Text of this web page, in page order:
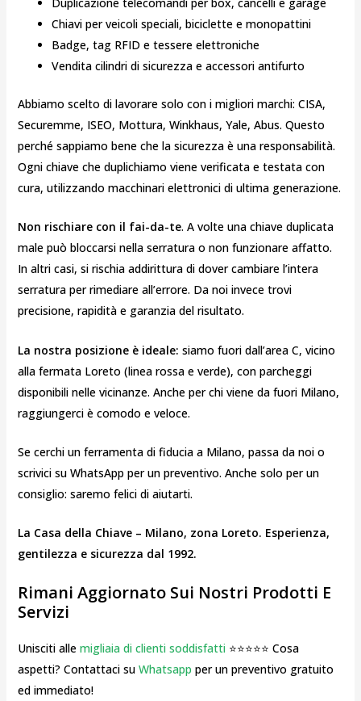
Chiavi per veicoli speciali, biciclette e monopattini
Badge, tag RFID e tessere elettroniche
Vendita cilindri di sicurezza e accessori antifurto
Abbiamo scelto di lavorare solo con i migliori marchi: CISA,
Securemme, ISEO, Mottura, Winkhaus, Yale, Abus. Questo
perché sappiamo bene che la sicurezza è una responsabilità.
Ogni chiave che duplichiamo viene verificata e testata con
cura, utilizzando macchinari elettronici di ultima generazione.
Non rischiare con il fai-da-te. A volte una chiave duplicata
male può bloccarsi nella serratura o non funzionare affatto.
In altri casi, si rischia addirittura di dover cambiare l’intera
serratura per rimediare all’errore. Da noi invece trovi
precisione, rapidità e garanzia del risultato.
La nostra posizione è ideale: siamo fuori dall’area C, vicino
alla fermata Loreto (linea rossa e verde), con parcheggi
disponibili nelle vicinanze. Anche per chi viene da fuori Milano,
raggiungerci è comodo e veloce.
Se cerchi un ferramenta di fiducia a Milano, passa da noi o
scrivici su WhatsApp per un preventivo. Anche solo per un
consiglio: saremo felici di aiutarti.
La Casa della Chiave – Milano, zona Loreto. Esperienza,
gentilezza e sicurezza dal 1992.
Rimani Aggiornato Sui Nostri Prodotti E
Servizi
Unisciti alle migliaia di clienti soddisfatti⭐⭐⭐⭐⭐ Cosa
aspetti? Contattaci su Whatsapp per un preventivo gratuito
ed immediato!